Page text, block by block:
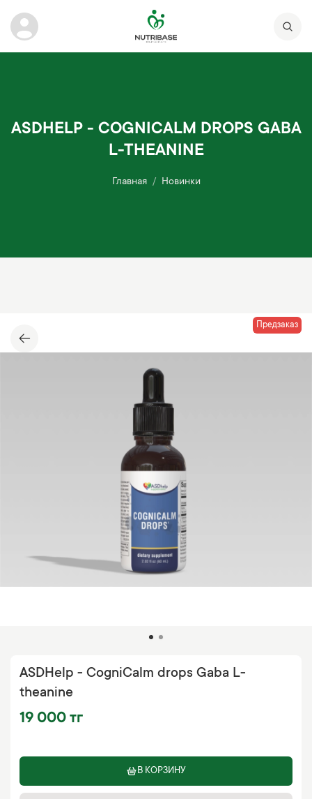
ASDHELP - COGNICALM DROPS GABA
L-THEANINE
Главная Новинки
Предзаказ
ASDHelp - CogniCalm drops Gaba L-
theanine
19 000 тг
В КОРЗИНУ